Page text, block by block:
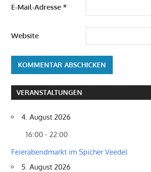
E-Mail-Adresse *
Website
VERANSTALTUNGEN
4. August 2026
16:00 - 22:00
Feierabendmarkt im Spicher Veedel
5. August 2026